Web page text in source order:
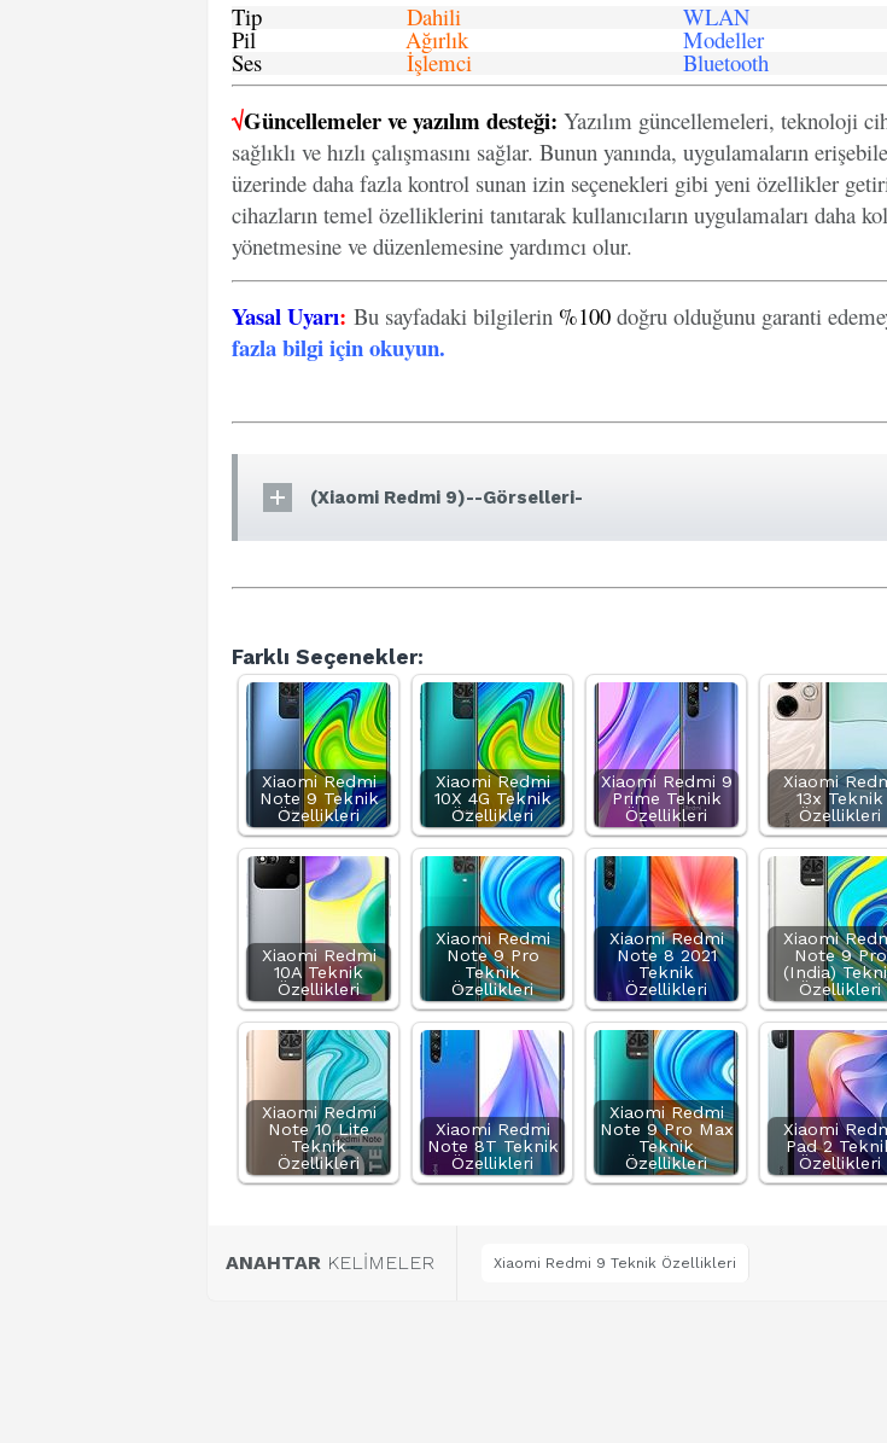
Tip Dahili WLAN
Pil Ağırlık Modeller
Ses İşlemci Bluetooth
√Güncellemeler ve yazılım desteği: Yazılım güncellemeleri, teknoloji
sağlıklı ve hızlı çalışmasını sağlar. Bunun yanında, uygulamaların
üzerinde daha fazla kontrol sunan izin seçenekleri gibi yeni özellikler
cihazların temel özelliklerini tanıtarak kullanıcıların uygulamaları daha
yönetmesine ve düzenlemesine yardımcı olur.
Yasal Uyarı: Bu sayfadaki bilgilerin %100 doğru olduğunu garanti
fazla bilgi için okuyun.
(Xiaomi Redmi 9)--Görselleri-
Farklı Seçenekler:
Xiaomi Redmi
Note 9 Teknik
Özellikleri
Xiaomi Redmi
10X 4G Teknik
Özellikleri
Xiaomi Redmi 9
Prime Teknik
Özellikleri
Xiaomi
13x Teknik
Özellikleri
Xiaomi Redmi
10A Teknik
Özellikleri
Xiaomi Redmi
Note 9 Pro
Teknik
Özellikleri
Xiaomi Redmi
Note 8 2021
Teknik
Özellikleri
Xiaomi
Note 9 Pro
(India)
Özellikleri
Xiaomi Redmi
Note 10 Lite
Teknik
Özellikleri
Xiaomi Redmi
Note 8T Teknik
Özellikleri
Xiaomi Redmi
Note 9 Pro Max
Teknik
Özellikleri
Xiaomi
Pad 2
Özellikleri
ANAHTAR KELİMELER Xiaomi Redmi 9 Teknik Özellikleri
Google